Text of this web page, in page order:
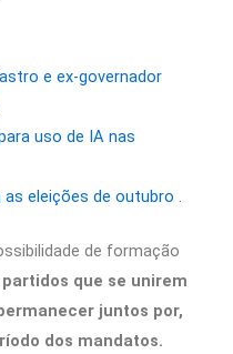
e ex-governador
uso de IA nas
as eleições de outubro .
de formação
partidos que se unirem
juntos por,
dos mandatos.